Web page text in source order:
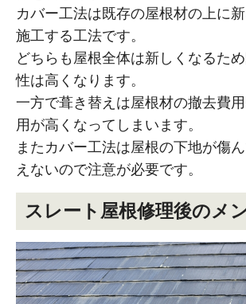
カバー工法は既存の屋根材の上に
施工する工法です。
どちらも屋根全体は新しくなるた
性は高くなります。
一方で葺き替えは屋根材の撤去費
用が高くなってしまいます。
またカバー工法は屋根の下地が傷
えないので注意が必要です。
スレート屋根修理後のメ